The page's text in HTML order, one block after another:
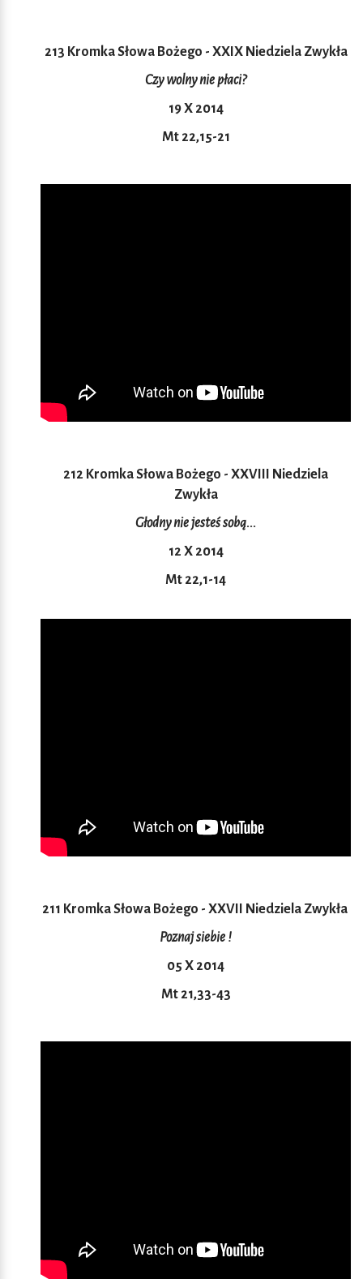
213 Kromka Słowa Bożego - XXIX Niedziela Zwykła
Czy wolny nie płaci?
19 X 2014
Mt 22,15-21
212 Kromka Słowa Bożego - XXVIII Niedziela
Zwykła
Głodny nie jesteś sobą...
12 X 2014
Mt 22,1-14
211 Kromka Słowa Bożego - XXVII Niedziela Zwykła
Poznaj siebie !
05 X 2014
Mt 21,33-43